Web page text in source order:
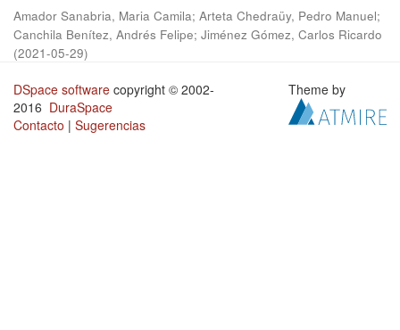
Amador Sanabria, Maria Camila; Arteta Chedraüy, Pedro Manuel;
Canchila Benítez, Andrés Felipe; Jiménez Gómez, Carlos Ricardo
(2021-05-29)
DSpace software copyright © 2002-
2016 DuraSpace
Contacto | Sugerencias
Theme by